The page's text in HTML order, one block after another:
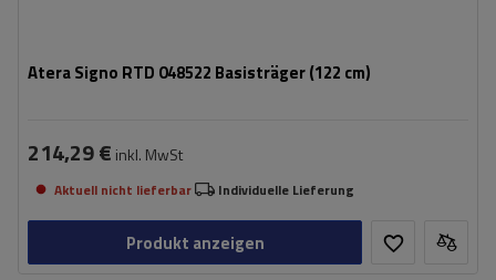
Atera Signo RTD 048522 Basisträger (122 cm)
214,29 € inkl. MwSt
Aktuell nicht lieferbar Individuelle Lieferung
Produkt anzeigen